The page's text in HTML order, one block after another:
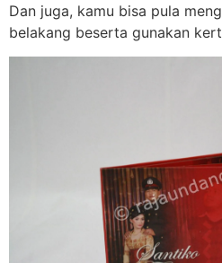
Dan juga, kamu bisa pula
belakang beserta gunakan